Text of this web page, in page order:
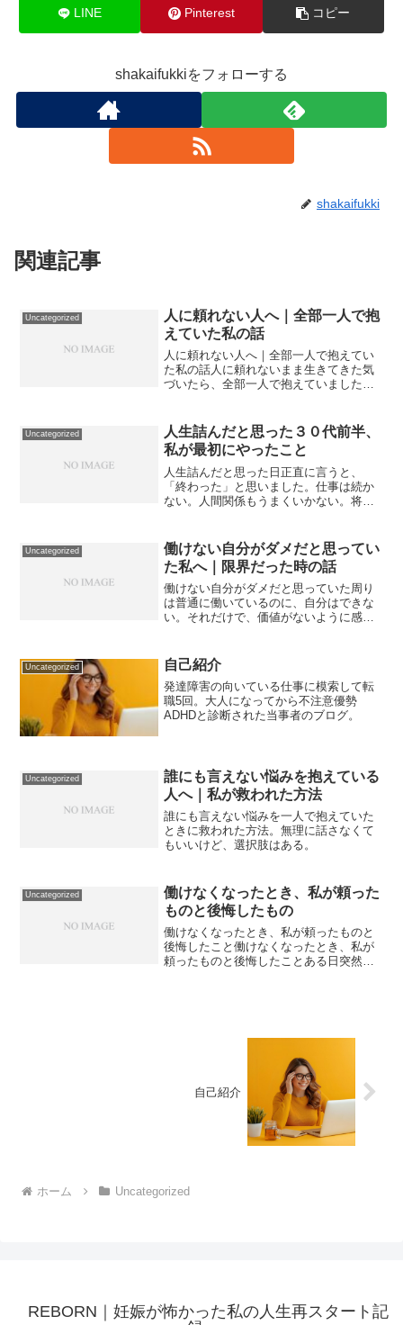
LINE Pinterest コピー
shakaifukkiをフォローする
shakaifukki
関連記事
Uncategorized
人に頼れない人へ｜全部一人で抱
えていた私の話
人に頼れない人へ｜全部一人で抱えてい
た私の話人に頼れないまま生きてきた気
づいたら、全部一人で抱えていました。
て、余計にしんどくなりました。変えた
こと「少しだけ頼る」を許し...
Uncategorized
人生詰んだと思った３０代前半、
私が最初にやったこと
人生詰んだと思った日正直に言うと、
「終わった」と思いました。仕事は続か
ない。人間関係もうまくいかない。将来
態でした。でも今振り返ると、あのとき
やった“最初の一歩”がなか...
Uncategorized
働けない自分がダメだと思ってい
た私へ｜限界だった時の話
働けない自分がダメだと思っていた周り
は普通に働いているのに、自分はできな
い。それだけで、価値がないように感じ
い・毎回自己嫌悪やめたこと「普通に働
くべき」を一度手放しました。...
Uncategorized 自己紹介
発達障害の向いている仕事に模索して転
職5回。大人になってから不注意優勢
ADHDと診断された当事者のブログ。
Uncategorized
誰にも言えない悩みを抱えている
人へ｜私が救われた方法
誰にも言えない悩みを一人で抱えていた
ときに救われた方法。無理に話さなくて
もいいけど、選択肢はある。
Uncategorized
働けなくなったとき、私が頼った
ものと後悔したもの
働けなくなったとき、私が頼ったものと
後悔したこと働けなくなったとき、私が
頼ったものと後悔したことある日突然、
自己紹介
ホーム Uncategorized
REBORN｜妊娠が怖かった私の人生再スタート記